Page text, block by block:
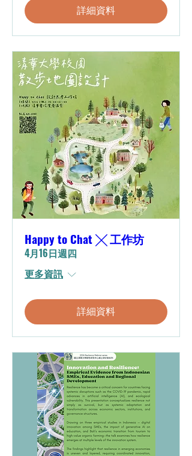
詳細資料
Happy to Chat ╳ 工作坊
4月16日週四
更多資訊
詳細資料